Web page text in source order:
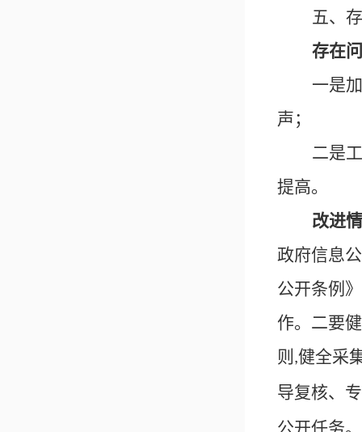
五、
存在
一是
声；
二是
提高。
改进
政府信息
公开条例
作。二要
则 ,健全采
导复核、
公开任务